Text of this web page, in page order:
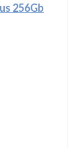
256Gb